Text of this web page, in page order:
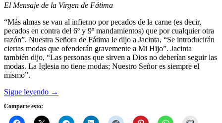
El Mensaje de la Virgen de Fátima
“Más almas se van al infierno por pecados de la carne (es decir,
pecados en contra del 6º y 9º mandamientos) que por cualquier otra
razón”. Nuestra Señora de Fátima le dijo a Jacinta, “Se introducirán
ciertas modas que ofenderán gravemente a Mi Hijo”. Jacinta
también dijo, “Las personas que sirven a Dios no deberían seguir las
modas. La Iglesia no tiene modas; Nuestro Señor es siempre el
mismo”.
Sigue leyendo →
Comparte esto: